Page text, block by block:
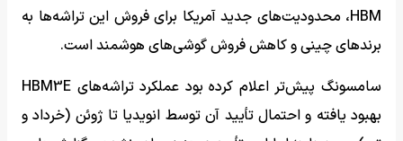
HBM، محدودیت‌های جدید آمریکا برای فروش این تراشه‌ها به
برندهای چینی و کاهش فروش گوشی‌های هوشمند است.
سامسونگ پیش‌تر اعلام کرده بود عملکرد تراشه‌های HBM3E
بهبود یافته و احتمال تأیید آن توسط انویدیا تا ژوئن (خرداد و